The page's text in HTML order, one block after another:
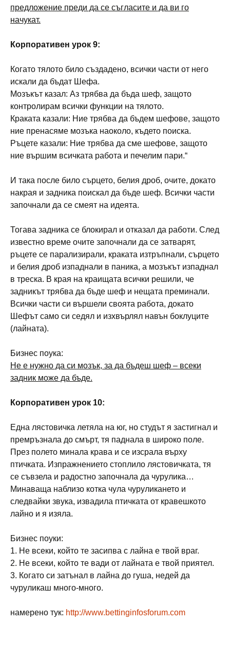
предложение преди да се съгласите и да ви го
начукат.
Корпоративен урок 9:
Когато тялото било създадено, всички части от него
искали да бъдат Шефа.
Мозъкът казал: Аз трябва да бъда шеф, защото
контролирам всички функции на тялото.
Краката казали: Ние трябва да бъдем шефове, защото
ние пренасяме мозъка наоколо, където поиска.
Ръцете казали: Ние трябва да сме шефове, защото
ние вършим всичката работа и печелим пари.“
И така после било сърцето, белия дроб, очите, докато
накрая и задника поискал да бъде шеф. Всички части
започнали да се смеят на идеята.
Тогава задника се блокирал и отказал да работи. След
известно време очите започнали да се затварят,
ръцете се парализирали, краката изтръпнали, сърцето
и белия дроб изпаднали в паника, а мозъкът изпаднал
в треска. В края на краищата всички решили, че
задникът трябва да бъде шеф и нещата преминали.
Всички части си вършели своята работа, докато
Шефът само си седял и изхвърлял навън боклуците
(лайната).
Бизнес поука:
Не е нужно да си мозък, за да бъдеш шеф – всеки
задник може да бъде.
Корпоративен урок 10:
Една лястовичка летяла на юг, но студът я застигнал и
премръзнала до смърт, тя паднала в широко поле.
През полето минала крава и се изсрала върху
птичката. Изпражнението стоплило лястовичката, тя
се съвзела и радостно започнала да чурулика…
Минаваща наблизо котка чула чуруликането и
следвайки звука, извадила птичката от кравешкото
лайно и я изяла.
Бизнес поуки:
1. Не всеки, който те засипва с лайна е твой враг.
2. Не всеки, който те вади от лайната е твой приятел.
3. Когато си затънал в лайна до гуша, недей да
чуруликаш много-много.
намерено тук: http://www.bettinginfosforum.com